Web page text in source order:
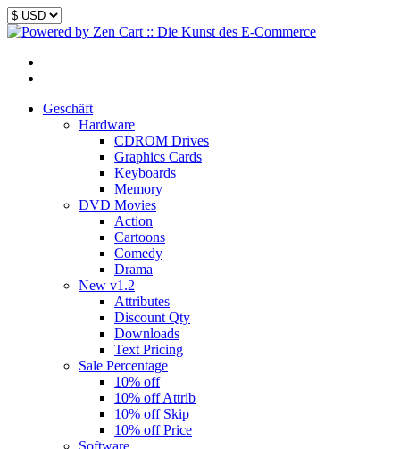
Geschäft
Hardware
CDROM Drives
Graphics Cards
Keyboards
Memory
DVD Movies
Action
Cartoons
Comedy
Drama
New v1.2
Attributes
Discount Qty
Downloads
Text Pricing
Sale Percentage
10% off
10% off Attrib
10% off Skip
10% off Price
Software